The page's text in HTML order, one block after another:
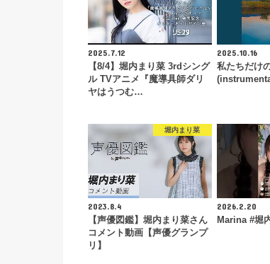
2025.7.12
【8/4】堀内まり菜 3rdシング
ル TVアニメ『魔導具師ダリ
ヤはうつむ…
2025.10.16
私たちだけ
堀内まり菜
2023.8.4
【声優図鑑】堀内まり菜さん
コメント動画【声優グランプ
リ】
2026.2.20
Marina #堀